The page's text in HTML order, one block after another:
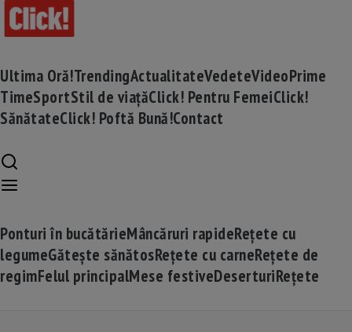
Ultima Oră!TrendingActualitateVedeteVideoPrime
TimeSportStil de viațăClick! Pentru FemeiClick!
SănătateClick! Poftă Bună!Contact
Ponturi în bucătărieMâncăruri rapideRețete cu
legumeGătește sănătosRețete cu carneRețete de
regimFelul principalMese festiveDeserturiRețete